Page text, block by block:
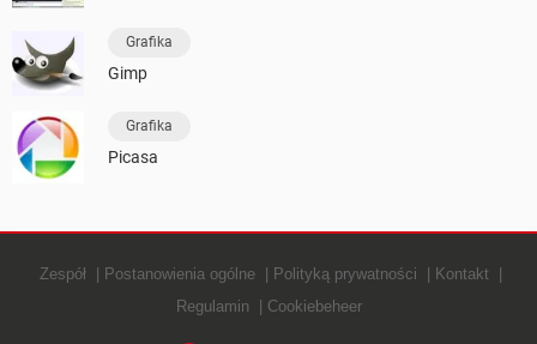
Grafika
Gimp
Grafika
Picasa
Zespół Postanowienia ogólne Polityką prywatności
Kontakt
Regulamin
Cookiebeheer